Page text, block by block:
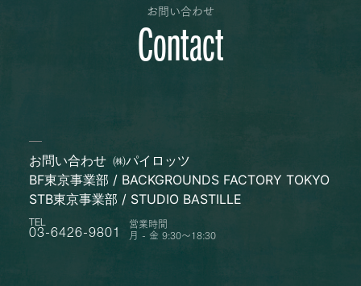
お問い合わせ
Contact
お問い合わせ ㈱パイロッツ
BF東京事業部 / BACKGROUNDS FACTORY TOKYO
STB東京事業部 / STUDIO BASTILLE
TEL
03-6426-9801
営業時間
月 - 金 9:30〜18:30